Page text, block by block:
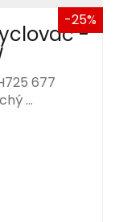
-25%
-
677
…